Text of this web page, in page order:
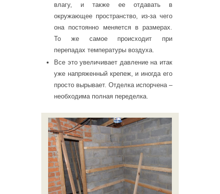
влагу, и также ее отдавать в
окружающее пространство, из-за чего
она постоянно меняется в размерах.
То же самое происходит при
перепадах температуры воздуха.
Все это увеличивает давление на итак
уже напряженный крепеж, и иногда его
просто вырывает. Отделка испорчена –
необходима полная переделка.